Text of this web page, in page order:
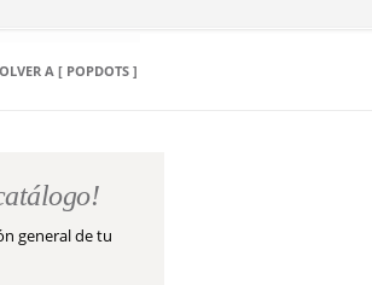
A [ POPDOTS ]
general de tu